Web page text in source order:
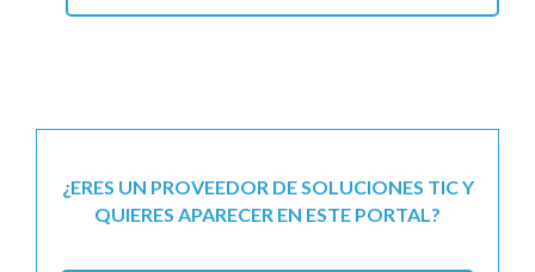
¿ERES UN PROVEEDOR DE SOLUCIONES TIC Y
QUIERES APARECER EN ESTE PORTAL?